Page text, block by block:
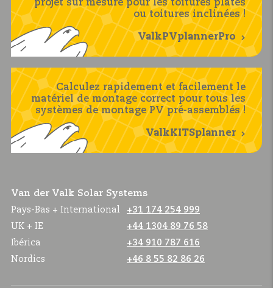
projet sur mesure pour les toitures plates
ou toitures inclinées !
ValkPVplannerPro
Calculez rapidement et facilement le
matériel de montage correct pour tous les
systèmes de montage PV pré-assemblés !
ValkKITSplanner
Van der Valk Solar Systems
Pays-Bas + International
+31 174 254 999
UK + IE
+44 1304 89 76 58
Ibérica
+34 910 787 616
Nordics
+46 8 55 82 86 26